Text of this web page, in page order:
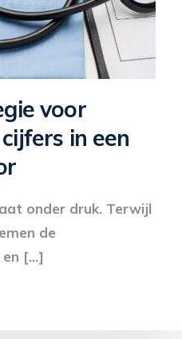
voor
in een
onder druk. Terwijl
de
[…]